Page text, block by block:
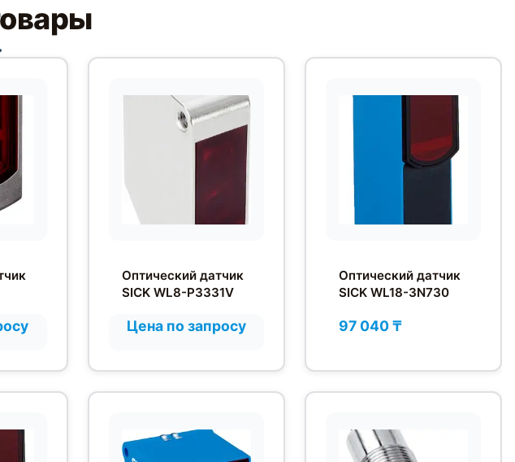
Оптический датчик
SICK WL8-P3331V
Цена по запросу
Оптический датчик
SICK WL18-3N730
97 040 ₸